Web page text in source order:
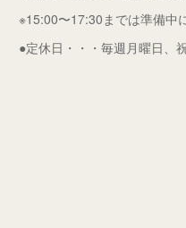
※15:00〜17:30までは準備中
●定休日・・・毎週月曜日、